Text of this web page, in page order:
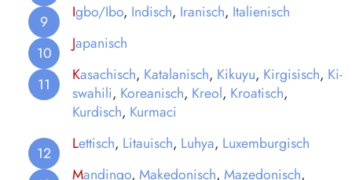
Igbo/Ibo, Indisch, Iranisch, Italienisch
Japanisch
Kasachisch, Katalanisch, Kikuyu, Kirgisisch, Ki-
swahili, Koreanisch, Kreol, Kroatisch,
Kurdisch, Kurmaci
Lettisch, Litauisch, Luhya, Luxemburgisch
Mandingo, Makedonisch, Mazedonisch,